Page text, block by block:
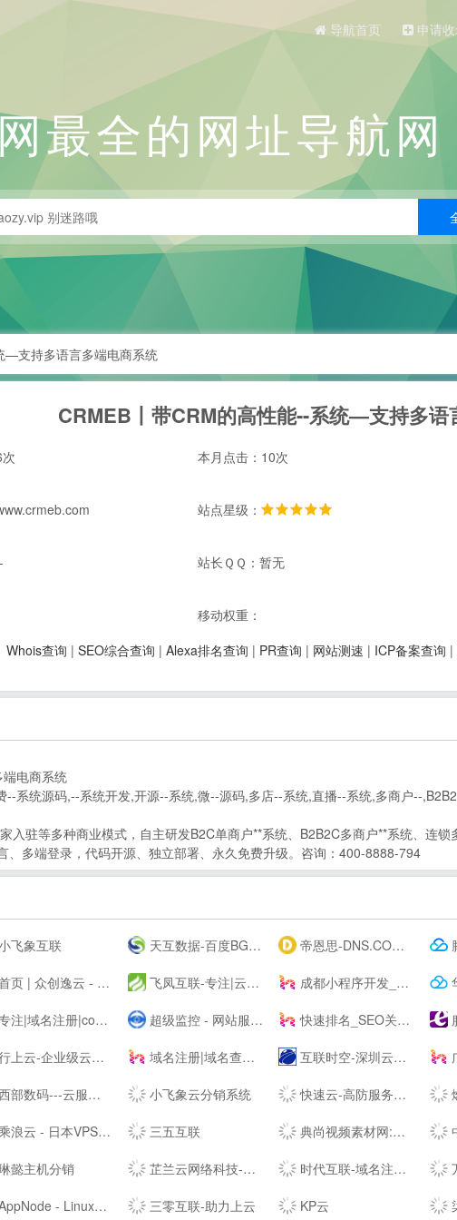
导航首页 申请
最全的网址导航网
—支持多语言多端电商系统
CRMEB丨带CRM的高性能--系统—支持多语
本月点击：10次
站点星级：
站长ＱＱ：暂无
移动权重：
Whois查询 | SEO综合查询 | Alexa排名查询 | PR查询 | 网站测速 | ICP备案查询 |
电商系统
系统源码,--系统开发,开源--系统,微--源码,多店--系统,直播--系统,多商户--
入驻等多种商业模式，自主研发B2C单商户**系统、B2B2C多商户**系统、连
多端登录，代码开源、独立部署、永久免费升级。咨询：400-8888-794
飞象互联 天互数据-百度BGP高防机房与云服务器租用托管服务中心！ 帝恩思-DNS.COM：DNS综合服务提供商-免费DNS解析-云解析-高防CDN-DNS劫持-SSL证书-网站劫持检测-宕机监控-云服务器ECS
| 众创逸云 - 为全民开发者而生的专业云服务器 飞凤互联-专注|云主机|云空间|vps主机|拨号vps|虚拟主机|挂机宝|电信服务器|香港服务器 成都小程序开发_网站建设_小程序制作_自助建站_软件开发 - ⎛赤七互联⎞
域名注册|com域名|cn域名|vip域名|pw域名|优质域名|无限空间|免费试用|ssl证书|-飞凤互联 超级监控 - 网站服务器数据监控服务商 快速排名_SEO关键词优化_SEO网站优化平台「推否SEO」
云-企业级云服务器-虚拟云主机-高防服务器租用托管服务商 域名注册|域名查询|域名申请|虚拟主机|企业邮箱|网站建设|云主机|网站安全证书|CA证书|尽在阳光互联 互联时空-深圳云主机,云服务器租用,深圳H5网站建设,域名注册,企业建站,小程序制作,服务器租用
数码---云服务器-虚拟主机-域名注册,20年知名云服务商！ 小飞象云分销系统 快速云-高防服务器租用秒解-香港vps-香港云服务器-江苏高防BGP服务器租用-快速云
云 - 日本VPS_美国VPS_香港云主机_美国服务器_Linode日本东京 三五互联 典尚视频素材网:高清视频素材下载网站,视频素材、AE模板素材下载、AE素材、舞台背景视频、LED背景视频免费下载、会声会影、Pr模板、edius模板
懿主机分销 芷兰云网络科技-领先的云计算服务商！[www.zhilanit.com]-四川成都天府热线高防服务器,德阳高防服务器,成都服务器托管,成都服务器租用,成都云服务器,成都高防vps,云计算 时代互联-域名注册查询,虚拟主机,云服务器租用等领导品牌服务
- Linux服务器集群管理面板 三零互联-助力上云 KP云 柒